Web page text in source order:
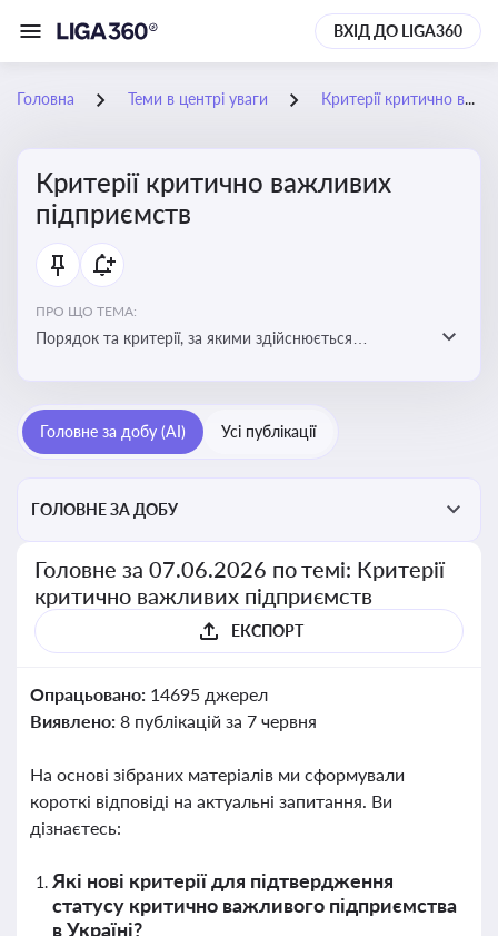
ВХІД ДО LIGA360
Головна Теми в центрі уваги Критерії критично важливих підприємств
Критерії критично важливих
підприємств
ПРО ЩО ТЕМА:
Порядок та критерії, за якими здійснюється
Головне за добу (AI) Усі публікації
ГОЛОВНЕ ЗА ДОБУ
Головне за 07.06.2026 по темі: Критерії
критично важливих підприємств
ЕКСПОРТ
Опрацьовано: 14695 джерел
Виявлено: 8 публікацій за 7 червня
На основі зібраних матеріалів ми сформували
короткі відповіді на актуальні запитання. Ви
дізнаєтесь:
Які нові критерії для підтвердження
статусу критично важливого підприємства
в Україні?